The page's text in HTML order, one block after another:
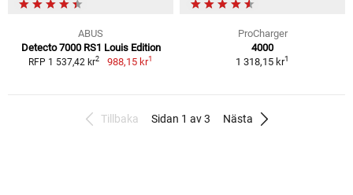
ABUS
Detecto 7000 RS1 Louis Edition
RFP 1 537,42 kr2 988,15 kr1
ProCharger
4000
1 318,15 kr1
Tillbaka Sidan 1 av 3 Nästa